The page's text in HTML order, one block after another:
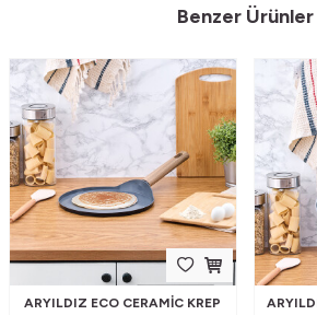
Benzer Ürünler
ARYILDIZ ECO CERAMIC KREP